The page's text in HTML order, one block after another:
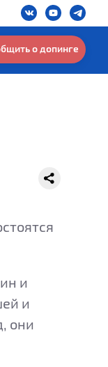
о допинге
и
и
они